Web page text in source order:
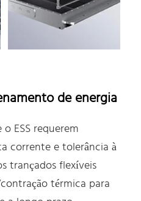
de energia
ESS requerem
corrente e tolerância à
trançados flexíveis
térmica para